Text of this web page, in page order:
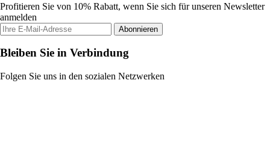
Profitieren Sie von 10% Rabatt, wenn Sie sich für unseren Newsletter
anmelden
Abonnieren
Bleiben Sie in Verbindung
Folgen Sie uns in den sozialen Netzwerken